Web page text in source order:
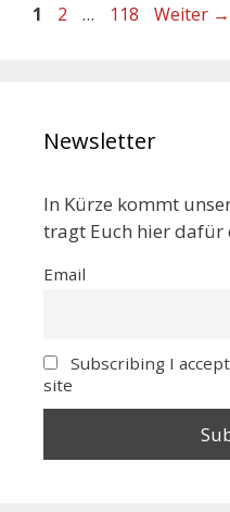
1 2 … 118 Weiter →
Newsletter
In Kürze kommt
tragt Euch hier dafür
Email
Subscribing I
site